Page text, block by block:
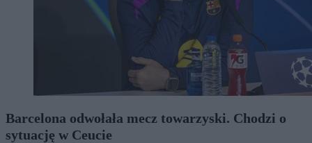
Barcelona odwołała mecz towarzyski. Chodzi o
sytuację w Ceucie